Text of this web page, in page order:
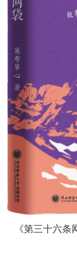
新书快讯
服务
入会须知
四川文学
公告公示
公告公示
《第三十六